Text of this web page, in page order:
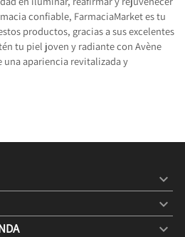
confiable, FarmaciaMarket es tu
productos, gracias a sus excelentes
tu piel joven y radiante con Avène
una apariencia revitalizada y


keyboard_arrow_down